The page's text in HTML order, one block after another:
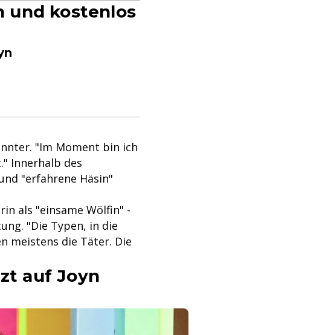
und kostenlos
"Im Moment bin ich
Innerhalb des
"erfahrene Häsin"
als "einsame Wölfin" -
"Die Typen, in die
meistens die Täter. Die
auf Joyn